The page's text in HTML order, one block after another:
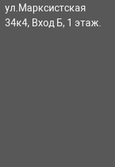
ул.Марксистская
34к4, Вход Б, 1 этаж.